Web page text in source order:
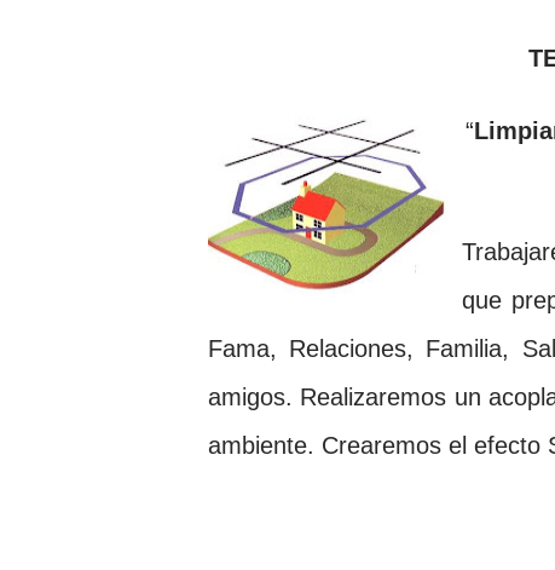
“
que
Fama, Relaciones, Familia,
amigos. Realizaremos un
ambiente. Crearemos el efecto